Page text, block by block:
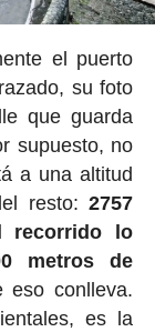
el puerto
su foto
que guarda
supuesto, no
a una altitud
resto:2757
recorrido lo
metros de
eso conlleva.
es la